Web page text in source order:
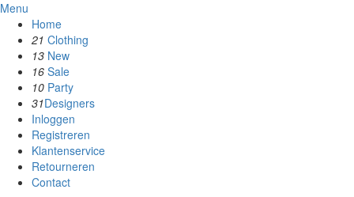
Menu
Home
21 Clothing
13 New
16 Sale
10 Party
31Designers
Inloggen
Registreren
Klantenservice
Retourneren
Contact